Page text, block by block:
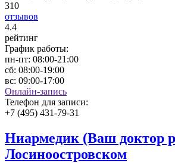
310
отзывов
4.4
рейтинг
График работы:
пн-пт: 08:00-21:00
сб: 08:00-19:00
вс: 09:00-17:00
Онлайн-запись
Телефон для записи:
+7 (495) 431-79-31
Ниармедик (Ваш доктор
Лосиноостровском